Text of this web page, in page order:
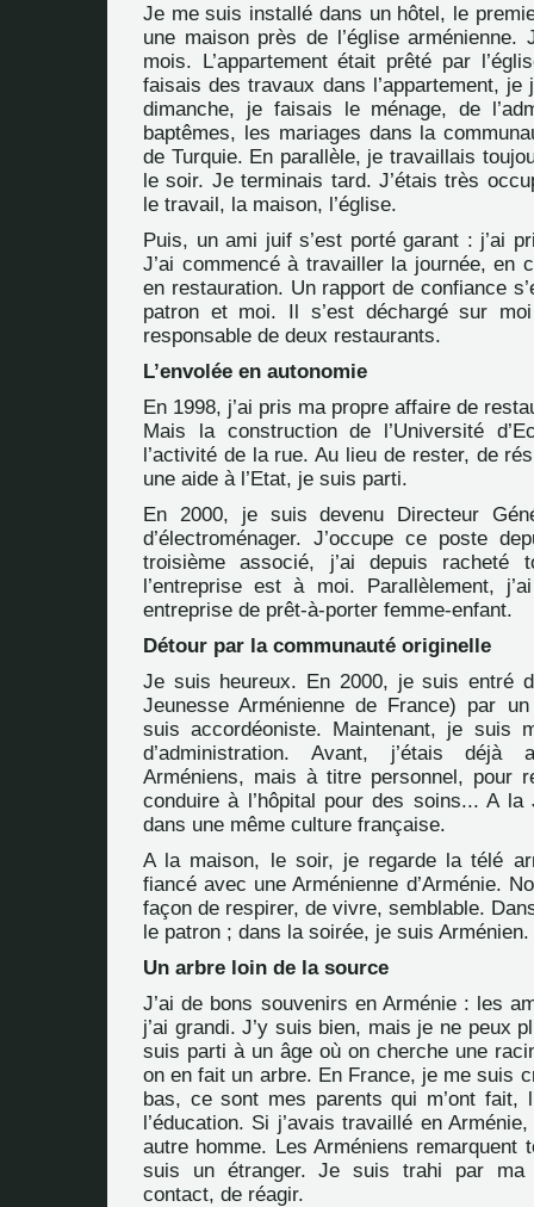
Je me suis installé dans un hôtel, le
une maison près de l’église arménienne.
mois. L’appartement était prêté par
faisais des travaux dans l’appartement, je
dimanche, je faisais le ménage, de
baptêmes, les mariages dans la
de Turquie. En parallèle, je travaillais
le soir. Je terminais tard. J’étais très
le travail, la maison, l’église.
Puis, un ami juif s’est porté garant : j’ai
J’ai commencé à travailler la journée, en
en restauration. Un rapport de confiance
patron et moi. Il s’est déchargé sur
responsable de deux restaurants.
L’envolée en autonomie
En 1998, j’ai pris ma propre affaire de
Mais la construction de l’Université
l’activité de la rue. Au lieu de rester, de
une aide à l’Etat, je suis parti.
En 2000, je suis devenu Directeur
d’électroménager. J’occupe ce poste
troisième associé, j’ai depuis racheté
l’entreprise est à moi. Parallèlement,
entreprise de prêt-à-porter femme-enfant.
Détour par la communauté originelle
Je suis heureux. En 2000, je suis entré
Jeunesse Arménienne de France) par
suis accordéoniste. Maintenant, je suis
d’administration. Avant, j’étais déjà
Arméniens, mais à titre personnel, pour
conduire à l’hôpital pour des soins... A la
dans une même culture française.
A la maison, le soir, je regarde la télé
fiancé avec une Arménienne d’Arménie.
façon de respirer, de vivre, semblable.
le patron ; dans la soirée, je suis Arménien.
Un arbre loin de la source
J’ai de bons souvenirs en Arménie : les
j’ai grandi. J’y suis bien, mais je ne peux
suis parti à un âge où on cherche une
on en fait un arbre. En France, je me suis
bas, ce sont mes parents qui m’ont fait,
l’éducation. Si j’avais travaillé en
autre homme. Les Arméniens remarquent
suis un étranger. Je suis trahi par ma
contact, de réagir.